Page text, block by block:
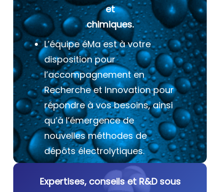
et
chimiques.
L’équipe éMa est à votre
disposition pour
l’accompagnement en
Recherche et Innovation pour
répondre à vos besoins, ainsi
qu’à l’émergence de
nouvelles méthodes de
dépôts électrolytiques.
Expertises, conseils et R&D sous